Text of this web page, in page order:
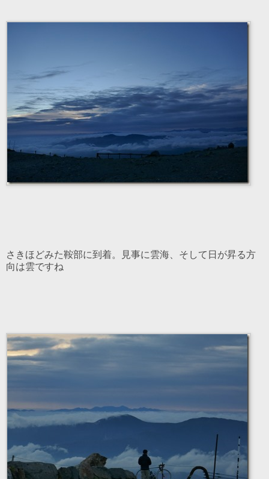
さきほどみた鞍部に到着。見事に雲海、そして日が昇る方
向は雲ですね